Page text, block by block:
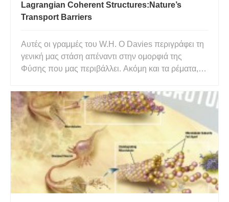
Lagrangian Coherent Structures:Nature’s
Transport Barriers
Αυτές οι γραμμές του W.H. Ο Davies περιγράφει τη
γενική μας στάση απέναντι στην ομορφιά της
Φύσης που μας περιβάλλει. Ακόμη και τα ρέματα, τα
αποτελούν πηγή νέων απίστευτων ανακαλύψεων.
Μπορούμε να δούμε κανάλια και να σκεφτούμε ότι
το νερό που κυλάει μέσα στ